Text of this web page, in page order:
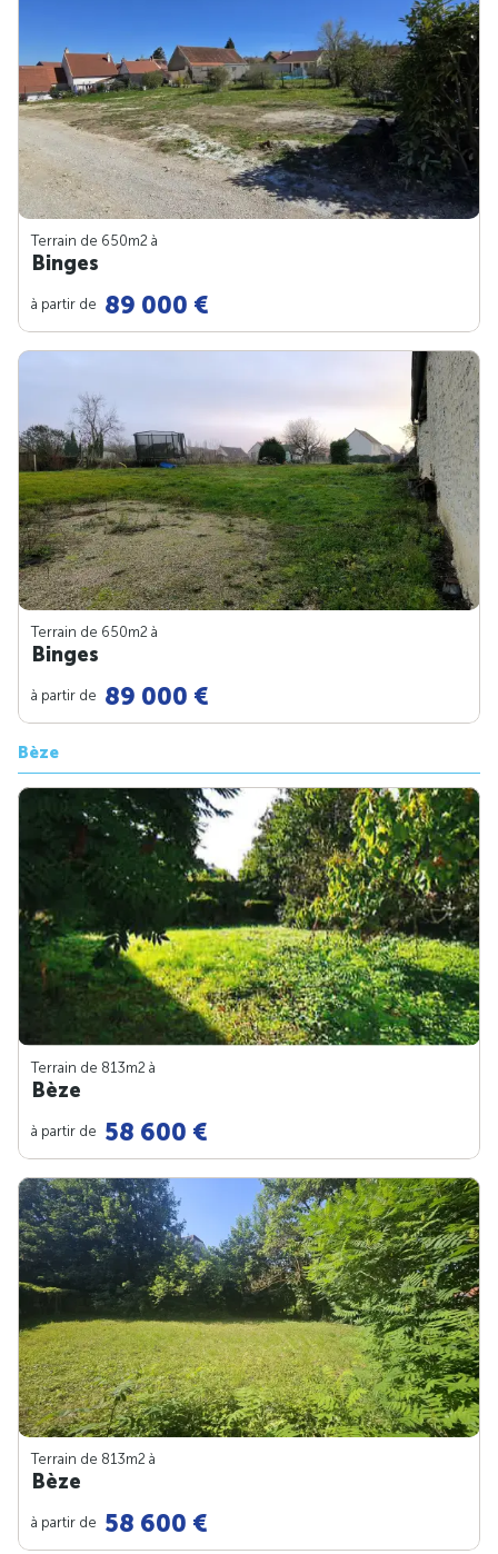
Terrain de 650m2 à
Binges
à partir de 89 000 €
Terrain de 650m2 à
Binges
à partir de 89 000 €
Bèze
Terrain de 813m2 à
Bèze
à partir de 58 600 €
Terrain de 813m2 à
Bèze
à partir de 58 600 €